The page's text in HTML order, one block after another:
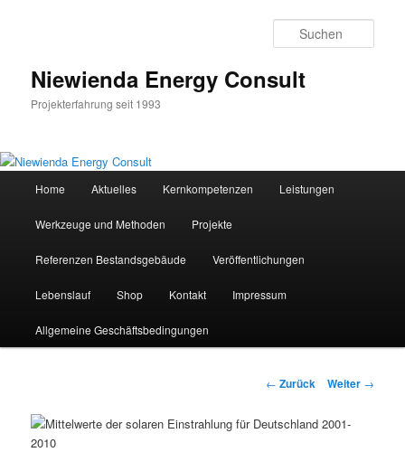
Niewienda Energy Consult
Projekterfahrung seit 1993
Home Aktuelles Kernkompetenzen Leistungen
Werkzeuge und Methoden Projekte
Referenzen Bestandsgebäude Veröffentlichungen
Lebenslauf Shop Kontakt Impressum
Allgemeine Geschäftsbedingungen
Beitrags-
← Zurück Weiter →